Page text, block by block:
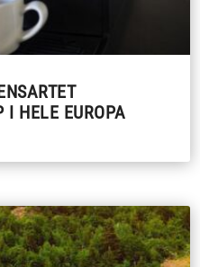
I HELE EUROPA